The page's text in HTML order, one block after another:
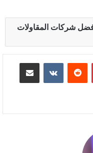
شركات المقاولات
بينتيريست مشاركة عبر البريد